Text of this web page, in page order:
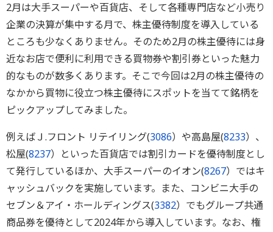
2月は大手スーパーや百貨店、そして各種専門店など小売り
企業の決算が集中する月で、株主優待制度を導入している
ところも少なくありません。そのため2月の株主優待には身
近なお店で便利に利用できる買物券や割引券といった魅力
的なものが数多くあります。そこで今回は2月の株主優待の
なかから買物に役立つ株主優待にスポットを当てて銘柄を
ピックアップしてみました。
例えばＪ.フロント リテイリング(3086）や高島屋(8233）、
松屋(8237）といった百貨店では割引カードを優待制度とし
て発行しているほか、大手スーパーのイオン(8267）ではキ
ャッシュバックを実施しています。また、コンビニ大手の
セブン＆アイ・ホールディングス(3382）でもグループ共通
商品券を優待として2024年から導入しています。なお、権